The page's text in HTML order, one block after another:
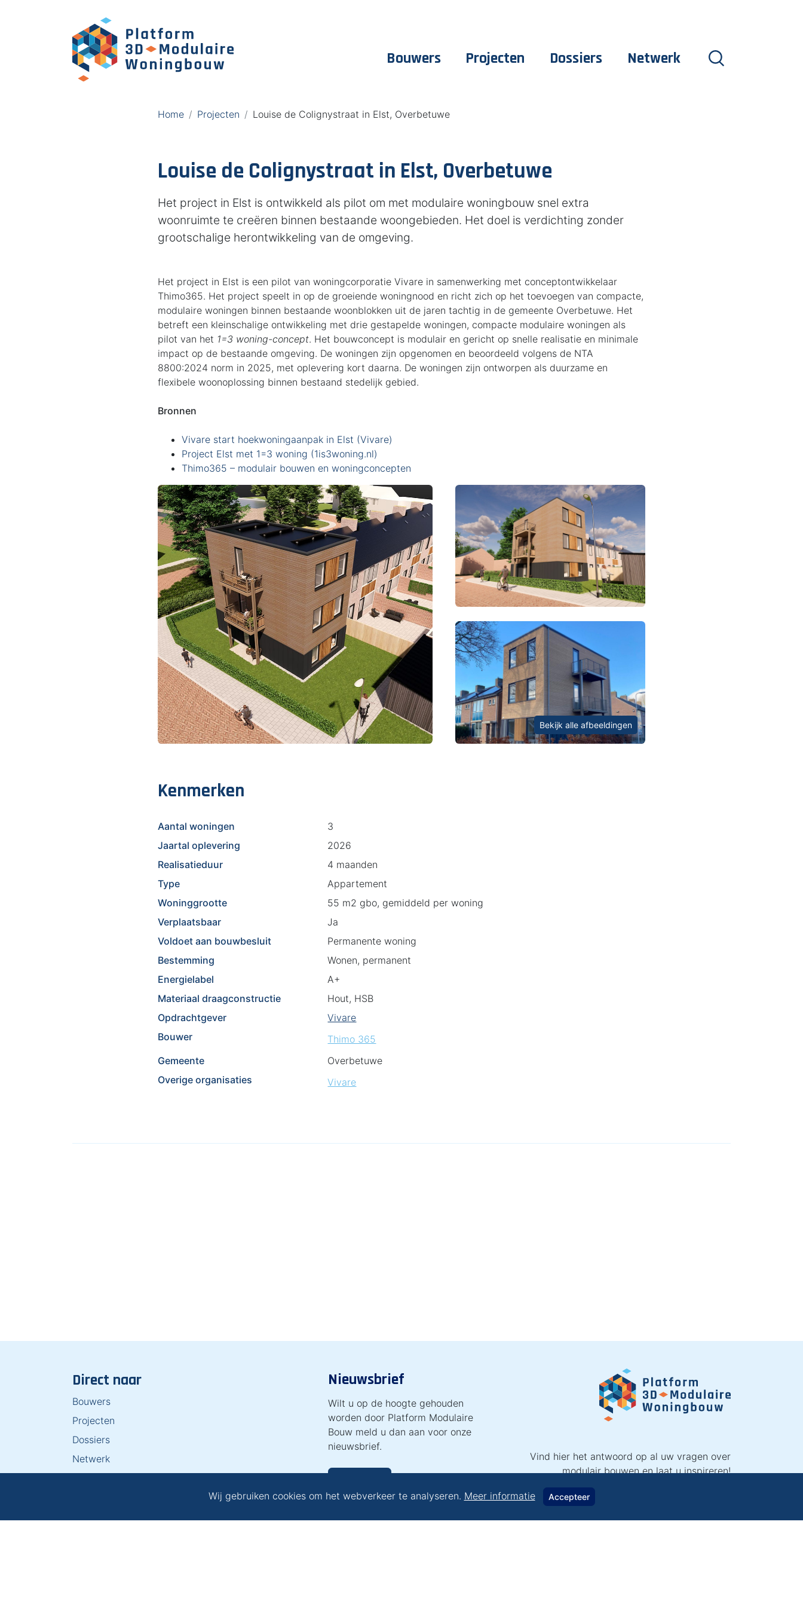
Bouwers Projecten Dossiers Netwerk
Home Projecten Louise de Colignystraat in Elst, Overbetuwe
Louise de Colignystraat in Elst, Overbetuwe
Het project in Elst is ontwikkeld als pilot om met modulaire woningbouw snel extra
woonruimte te creëren binnen bestaande woongebieden. Het doel is verdichting zonder
grootschalige herontwikkeling van de omgeving.
Het project in Elst is een pilot van woningcorporatie Vivarein samenwerking met conceptontwikkelaar
Thimo365. Het project speelt in op de groeiende woningnood en richt zich op het toevoegen van compacte,
modulaire woningen binnen bestaande woonblokken uit de jaren tachtig in de gemeente Overbetuwe. Het
betreft een kleinschalige ontwikkeling met drie gestapelde woningen, compacte modulaire woningen als
pilot van het 1=3 woning-concept. Het bouwconcept is modulair en gericht op snelle realisatie en minimale
impact op de bestaande omgeving. De woningen zijn opgenomen en beoordeeld volgens de NTA
8800:2024 norm in 2025, met oplevering kort daarna. De woningen zijn ontworpen als duurzame en
flexibele woonoplossing binnen bestaand stedelijk gebied.
Bronnen
Vivare start hoekwoningaanpak in Elst (Vivare)
Project Elst met 1=3 woning (1is3woning.nl)
Thimo365 – modulair bouwen en woningconcepten
Bekijk alle afbeeldingen
Kenmerken
Aantal woningen
3
Jaartal oplevering
2026
Realisatieduur
4 maanden
Type
Appartement
Woninggrootte
55 m2 gbo, gemiddeld per woning
Verplaatsbaar
Ja
Voldoet aan bouwbesluit
Permanente woning
Bestemming
Wonen, permanent
Energielabel
A+
Materiaal draagconstructie
Hout, HSB
Opdrachtgever
Vivare
Bouwer
Thimo 365
Gemeente
Overbetuwe
Overige organisaties
Vivare
Direct naar
Bouwers
Projecten
Dossiers
Netwerk
Nieuwsbrief
Wilt u op de hoogte gehouden
worden door Platform Modulaire
Bouw meld u dan aan voor onze
nieuwsbrief.
Vind hier het antwoord op al uw vragen over
modulair bouwen en laat u inspireren!
Wij gebruiken cookies om het webverkeer te analyseren. Meer informatie Accepteer